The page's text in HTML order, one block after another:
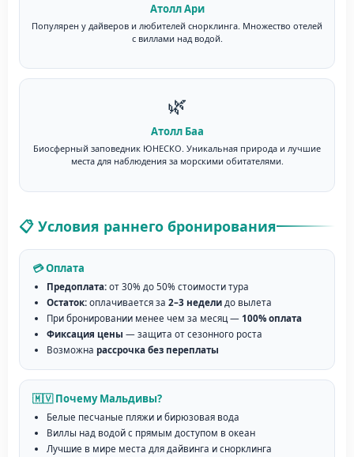
Атолл Ари
Популярен у дайверов и любителей снорклинга. Множество отелей
с виллами над водой.
🌿
Атолл Баа
Биосферный заповедник ЮНЕСКО. Уникальная природа и лучшие
места для наблюдения за морскими обитателями.
📋 Условия раннего бронирования
💳 Оплата
Предоплата: от 30% до 50% стоимости тура
Остаток: оплачивается за 2–3 недели до вылета
При бронировании менее чем за месяц — 100% оплата
Фиксация цены — защита от сезонного роста
Возможна рассрочка без переплаты
🇲🇻 Почему Мальдивы?
Белые песчаные пляжи и бирюзовая вода
Виллы над водой с прямым доступом в океан
Лучшие в мире места для дайвинга и снорклинга